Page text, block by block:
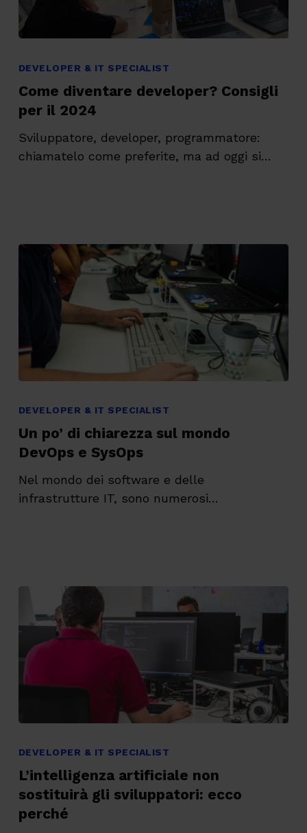
diventare
developer?
Consigli
per
il
2024
DEVELOPER & IT SPECIALIST
Come diventare developer? Consigli
per il 2024
Sviluppatore, developer, programmatore:
chiamatelo come preferite, ma ad oggi si…
po’
di
chiarezza
mondo
DevOps
DEVELOPER & IT SPECIALIST
Un po’ di chiarezza sul mondo
DevOps e SysOps
Nel mondo dei software e delle
infrastrutture IT, sono numerosi…
artificiale
non
sostituirà
sviluppatori:
DEVELOPER & IT SPECIALIST
L’intelligenza artificiale non
sostituirà gli sviluppatori: ecco
perché